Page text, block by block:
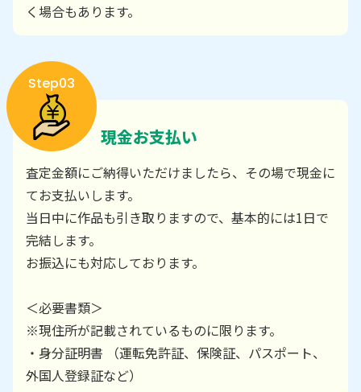
く場合もあります。
Step03
現金お支払い
査定金額にご納得いただけましたら、その場で現金に
てお支払いします。
当日中に作品も引き取りますので、基本的には1日で
完結します。
お振込にも対応しております。
＜必要書類＞
※現住所が記載されているものに限ります。
・身分証明書 （運転免許証、保険証、パスポート、
外国人登録証など）